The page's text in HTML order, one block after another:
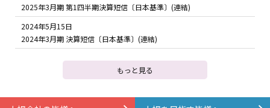
2025年3月期 第1四半期決算短信〔日本基準〕(連結)
2024年5月15日
2024年3月期 決算短信〔日本基準〕(連結)
もっと見る